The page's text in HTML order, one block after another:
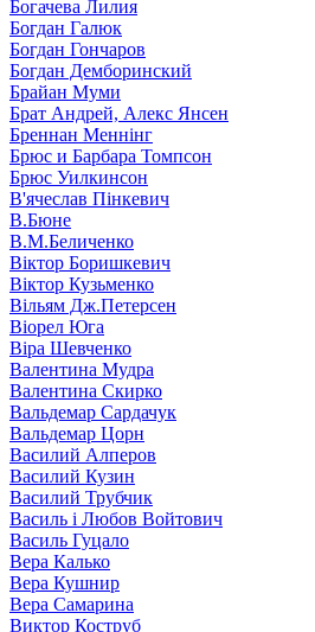
Богачева Лилия
Богдан Галюк
Богдан Гончаров
Богдан Демборинский
Брайан Муми
Брат Андрей, Алекс Янсен
Бреннан Меннінг
Брюс и Барбара Томпсон
Брюс Уилкинсон
В'ячеслав Пінкевич
В.Бюне
В.М.Беличенко
Віктор Боришкевич
Віктор Кузьменко
Вільям Дж.Петерсен
Віорел Юга
Віра Шевченко
Валентина Мудра
Валентина Скирко
Вальдемар Сардачук
Вальдемар Цорн
Василий Алперов
Василий Кузин
Василий Трубчик
Василь і Любов Войтович
Василь Гуцало
Вера Калько
Вера Кушнир
Вера Самарина
Виктор Коструб